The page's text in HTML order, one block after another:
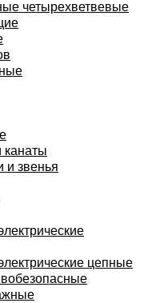
четырехветвевые
и звенья
цепные